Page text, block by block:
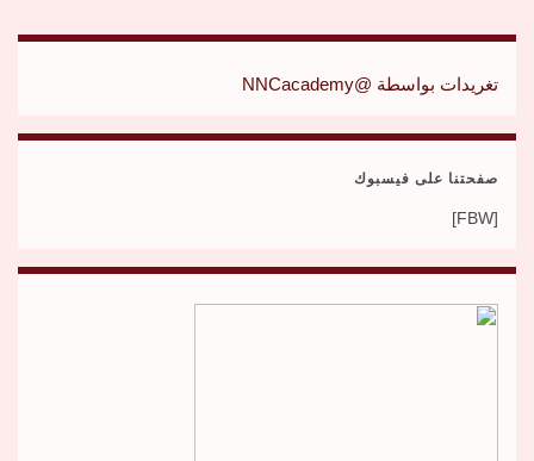
تغريدات بواسطة @NNCacademy
صفحتنا على فيسبوك
[FBW]